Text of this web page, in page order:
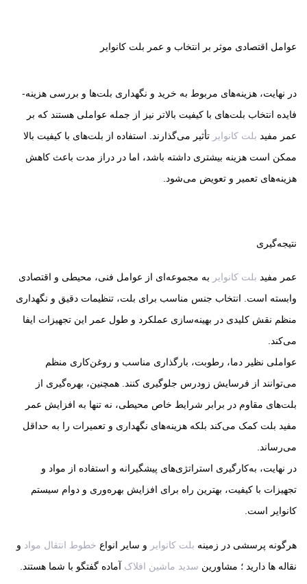
عوامل اقتصادی موثر بر انتخاب و عمر بلت کانوایر
در نهایت، هزینه‌های مربوط به خرید و نگهداری بلت‌ها و بررسی هزینه-
فایده انتخاب بلت‌های با کیفیت بالاتر نیز از جمله عواملی هستند که بر
عمر مفید بلت کانوایر تأثیر می‌گذارند. استفاده از بلت‌های با کیفیت بالا
ممکن است هزینه بیشتری داشته باشد، اما در دراز مدت باعث کاهش
هزینه‌های تعمیر و تعویض می‌شود.
نتیجه‌گیری
عمر مفید بلت کانوایر به مجموعه‌ای از عوامل فنی، محیطی و اقتصادی
وابسته است. انتخاب جنس مناسب برای بلت، تنظیمات دقیق و نگهداری
منظم نقش کلیدی در بهینه‌سازی عملکرد و طول عمر این تجهیزات ایفا
می‌کند.
عواملی نظیر دما، رطوبت، بارگذاری مناسب و روغن‌کاری منظم
می‌توانند از فرسایش زودرس جلوگیری کنند. همچنین، بهره‌گیری از
بلت‌های مقاوم در برابر شرایط خاص محیطی، نه تنها به افزایش عمر
مفید بلت کمک می‌کند بلکه هزینه‌های نگهداری و تعمیرات را به حداقل
می‌رساند.
در نهایت، به‌کارگیری استراتژی‌های پیشگیرانه و استفاده از مواد و
تجهیزات با کیفیت، بهترین راه برای افزایش بهره‌وری و دوام سیستم
کانوایر است.
هرگونه پرسشی در زمینه بلت کانوایر و سایر انواع خطوط انتقال مواد و
نقاله ها دارید ؛ مشاورین سدید ماشین افلاک آماده گفتگو با شما هستند.